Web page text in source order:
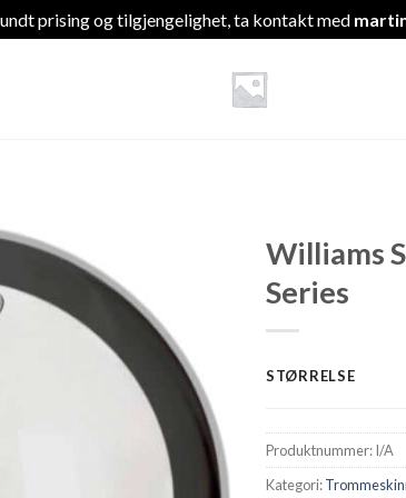
prising og tilgjengelighet, ta kontakt med
Williams
Series
STØRRELSE
Produktnummer:I/A
Kategori: